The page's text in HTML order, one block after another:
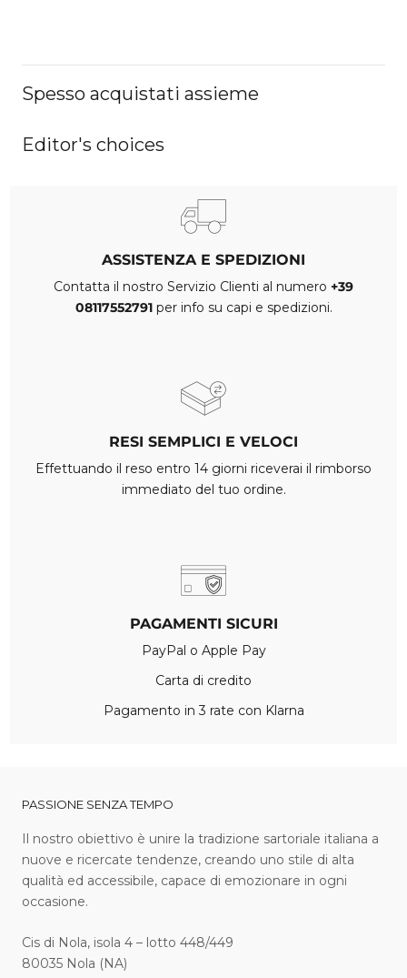
Spesso acquistati assieme
Editor's choices
ASSISTENZA E SPEDIZIONI
Contatta il nostro Servizio Clienti al numero +39
08117552791 per info su capi e spedizioni.
RESI SEMPLICI E VELOCI
Effettuando il reso entro 14 giorni riceverai il rimborso
immediato del tuo ordine.
PAGAMENTI SICURI
PayPal o Apple Pay
Carta di credito
Pagamento in 3 rate con Klarna
PASSIONE SENZA TEMPO
I l nostro obiettivo è unire la tradizione sartoriale italiana a
nuove e ricercate tendenze, creando uno stile di alta
qualità ed accessibile, capace di emozionare in ogni
occasione.
Cis di Nola, isola 4 – lotto 448/449
80035 Nola (NA)